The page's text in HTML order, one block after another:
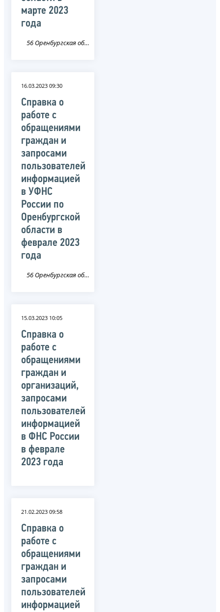
марте 2023
года
56 Оренбургская область
16.03.2023 09:30
Справка о
работе с
обращениями
граждан и
запросами
пользователей
информацией
в УФНС
России по
Оренбургской
области в
феврале 2023
года
56 Оренбургская область
15.03.2023 10:05
Справка о
работе с
обращениями
граждан и
организаций,
запросами
пользователей
информацией
в ФНС России
в феврале
2023 года
21.02.2023 09:58
Справка о
работе с
обращениями
граждан и
запросами
пользователей
информацией